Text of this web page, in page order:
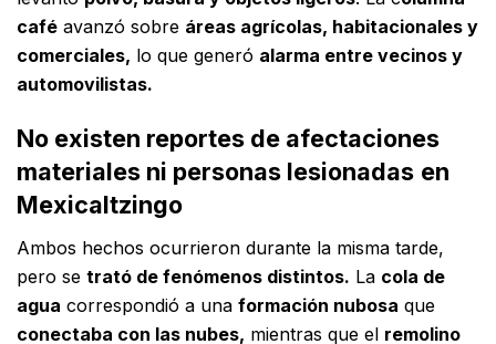
café avanzó sobre áreas agrícolas, habitacionales y
comerciales, lo que generó alarma entre vecinos y
automovilistas.
No existen reportes de afectaciones
materiales ni personas lesionadas en
Mexicaltzingo
Ambos hechos ocurrieron durante la misma tarde,
pero se trató de fenómenos distintos. La cola de
agua correspondió a una formación nubosa que
conectaba con las nubes, mientras que el remolino